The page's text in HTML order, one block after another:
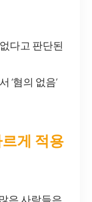
다고 판단된
‘혐의 없음’
게 적용
은 사람들은